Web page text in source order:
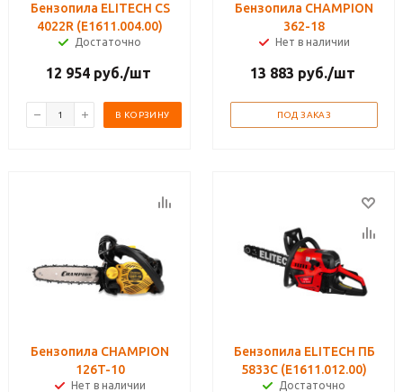
Бензопила ELITECH CS
4022R (E1611.004.00)
Достаточно
12 954руб./шт
В КОРЗИНУ
Бензопила CHAMPION
362-18
Нет в наличии
13 883 руб./шт
ПОД ЗАКАЗ
Бензопила CHAMPION
126T-10
Нет в наличии
Бензопила ELITECH ПБ
5833C (E1611.012.00)
Достаточно